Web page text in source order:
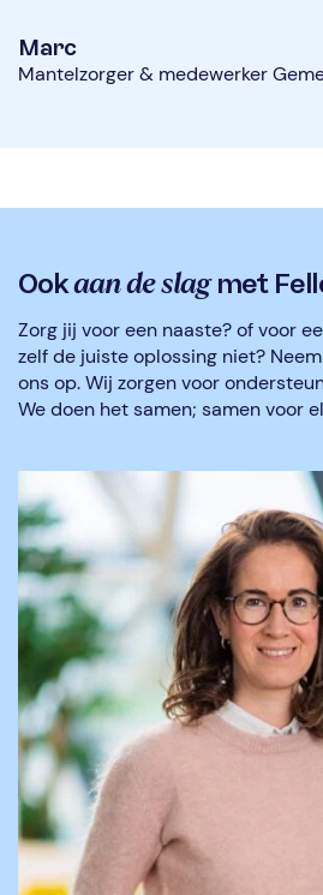
Marc
Mantelzorger & medewerker
Ookaan de slagmet
Zorg jij voor een naaste? of voor
zelf de juiste oplossing niet?
ons op. Wij zorgen voor
We doen het samen; samen voor